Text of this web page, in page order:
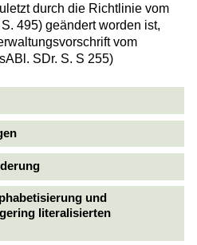
durch die Richtlinie vom
495) geändert worden ist,
vom
SDr. S. S 255)
und
literalisierten